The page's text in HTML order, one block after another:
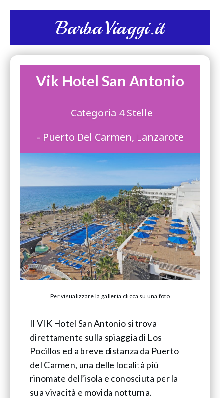
BarbaViaggi.it
Vik Hotel San Antonio
Categoria 4 Stelle
- Puerto Del Carmen, Lanzarote
Per visualizzare la galleria clicca su una foto
Il VIK Hotel San Antonio si trova
direttamente sulla spiaggia di Los
Pocillos ed a breve distanza da Puerto
del Carmen, una delle località più
rinomate dell’isola e conosciuta per la
sua vivacità e movida notturna.